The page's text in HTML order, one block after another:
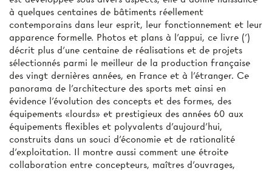
à quelques centaines de bâtiments réellement
contemporains dans leur esprit, leur fonctionnement et leur
apparence formelle. Photos et plans à l'appui, ce livre (’)
décrit plus d’une centaine de réalisations et de projets
sélectionnés parmi le meilleur de la production française
des vingt dernières années, en France et à l'étranger. Ce
panorama de l'architecture des sports met ainsi en
évidence l'évolution des concepts et des formes, des
équipements «lourds» et prestigieux des années 60 aux
équipements flexibles et polyvalents d'aujourd'hui,
construits dans un souci d'économie et de rationalité
d'exploitation. Il montre aussi comment une étroite
collaboration entre concepteurs, maîtres d'ouvrages,